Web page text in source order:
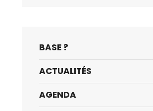
BASE ?
ACTUALITÉS
AGENDA